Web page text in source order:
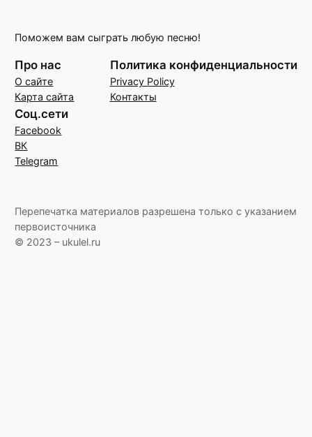
Поможем вам сыграть любую песню!
Про нас
О сайте
Карта сайта
Политика конфиденциальности
Privacy Policy
Контакты
Соц.сети
Facebook
ВК
Telegram
Перепечатка материалов разрешена только с указанием
первоисточника
© 2023 – ukulel.ru